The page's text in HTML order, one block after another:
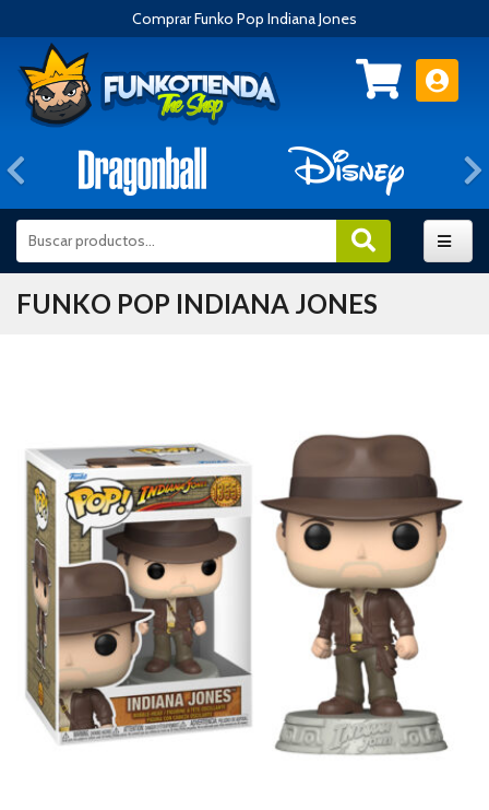
Comprar Funko Pop Indiana Jones
Anterior
FUNKO POP INDIANA JONES